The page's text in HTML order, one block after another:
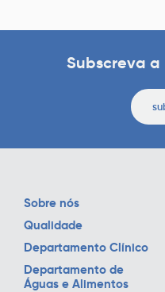
Subscreva a
Sobre nós
Qualidade
Departamento Clínico
Departamento de
Águas e Alimentos